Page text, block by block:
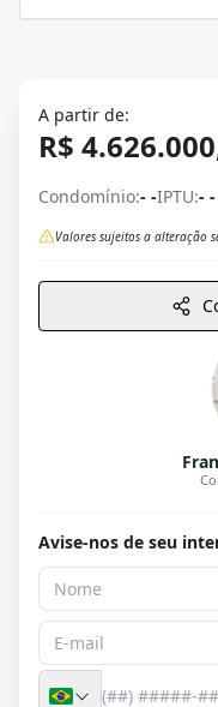
A partir de:
R$
Condomínio:- -IPTU:- -
Valores sujeitos a alteração
Avise-nos de seu